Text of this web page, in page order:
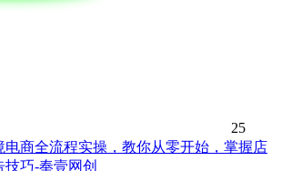
25